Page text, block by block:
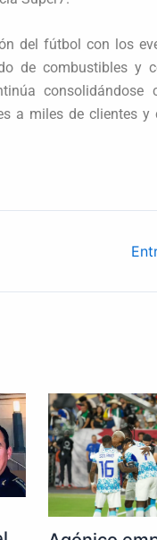
del fútbol con los
de combustibles y
a miles de clientes y